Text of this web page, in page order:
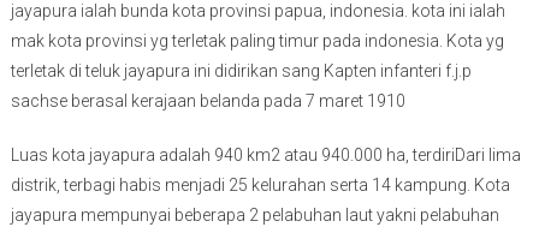
jayapura ialah bunda kota provinsi papua, indonesia. kota ini ialah
mak kota provinsi yg terletak paling timur pada indonesia. Kota yg
terletak di teluk jayapura ini didirikan sang Kapten infanteri f.j.p
sachse berasal kerajaan belanda pada 7 maret 1910
Luas kota jayapura adalah 940 km2 atau 940.000 ha, terdiriDari lima
distrik, terbagi habis menjadi 25 kelurahan serta 14 kampung. Kota
jayapura mempunyai beberapa 2 pelabuhan laut yakni pelabuhan